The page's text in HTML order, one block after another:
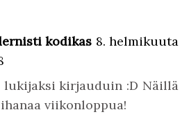
kodikas 8. helmikuuta
kirjauduin :D Näillä
viikonloppua!